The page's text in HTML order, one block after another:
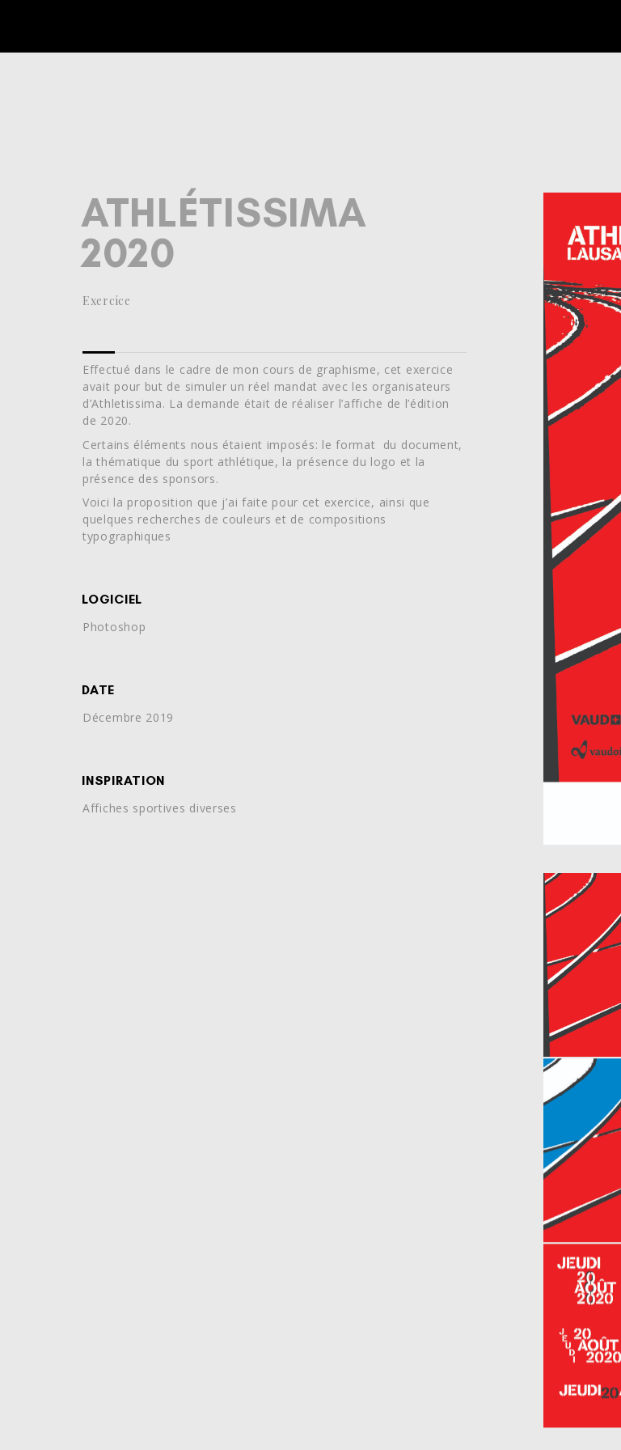
/home/clients/
ATHLÉTISSIMA
2020
Exercice
Effectué dans le cadre de mon cours de graphisme, cet exercice
avait pour but de simuler un réel mandat avec les organisateurs
d’Athletissima. La demande était de réaliser l’affiche de l’édition
de 2020.
Certains éléments nous étaient imposés: le format du document,
la thématique du sport athlétique, la présence du logo et la
présence des sponsors.
Voici la proposition que j’ai faite pour cet exercice, ainsi que
quelques recherches de couleurs et de compositions
typographiques
LOGICIEL
Photoshop
DATE
Décembre 2019
INSPIRATION
Affiches sportives diverses